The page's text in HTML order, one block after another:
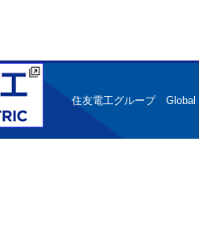
住友電工グループ Global